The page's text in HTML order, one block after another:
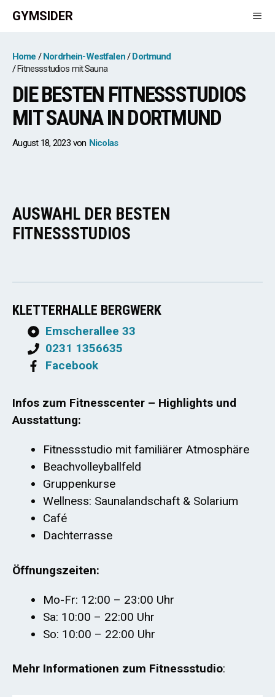
Zum
Inhalt
GYMSIDER
Home Nordrhein-Westfalen
Dortmund
Fitnessstudios mit Sauna
DIE BESTEN FITNESSSTUDIOS
MIT SAUNA IN DORTMUND
August 18, 2023 von Nicolas
AUSWAHL DER BESTEN
FITNESSSTUDIOS
KLETTERHALLE BERGWERK
Emscherallee 33
0231 1356635
Facebook
Infos zum Fitnesscenter – Highlights und
Ausstattung:
Fitnessstudio mit familiärer Atmosphäre
Beachvolleyballfeld
Gruppenkurse
Wellness: Saunalandschaft & Solarium
Café
Dachterrasse
Öffnungszeiten:
Mo-Fr: 12:00 – 23:00 Uhr
Sa: 10:00 – 22:00 Uhr
So: 10:00 – 22:00 Uhr
Mehr Informationen zum Fitnessstudio: